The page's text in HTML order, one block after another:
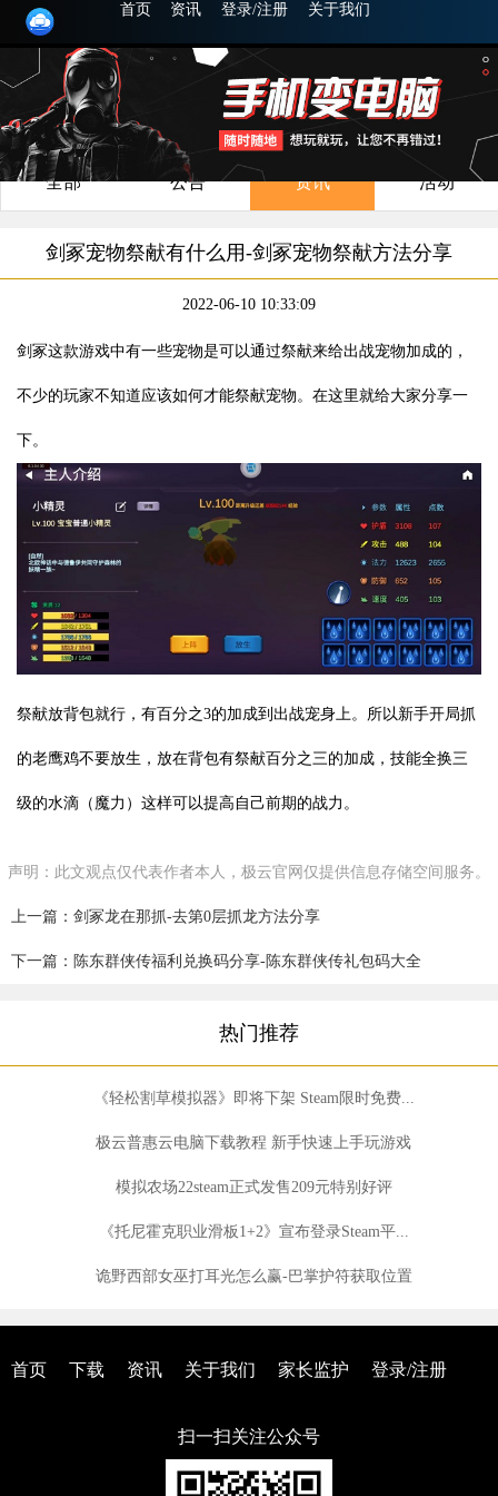
首页 资讯 登录/注册 关于我们
全部 公告 资讯 活动
剑冢宠物祭献有什么用-剑冢宠物祭献方法分享
2022-06-10 10:33:09
剑冢这款游戏中有一些宠物是可以通过祭献来给出战宠物加成的，
不少的玩家不知道应该如何才能祭献宠物。在这里就给大家分享一
下。
祭献放背包就行，有百分之3的加成到出战宠身上。所以新手开局抓
的老鹰鸡不要放生，放在背包有祭献百分之三的加成，技能全换三
级的水滴（魔力）这样可以提高自己前期的战力。
声明：此文观点仅代表作者本人，极云官网仅提供信息存储空间服务。
上一篇：剑冢龙在那抓-去第0层抓龙方法分享
下一篇：陈东群侠传福利兑换码分享-陈东群侠传礼包码大全
热门推荐
《轻松割草模拟器》即将下架 Steam限时免费...
极云普惠云电脑下载教程 新手快速上手玩游戏
模拟农场22steam正式发售209元特别好评
《托尼霍克职业滑板1+2》宣布登录Steam平...
诡野西部女巫打耳光怎么赢-巴掌护符获取位置
首页 下载 资讯 关于我们 家长监护 登录/注册
扫一扫关注公众号